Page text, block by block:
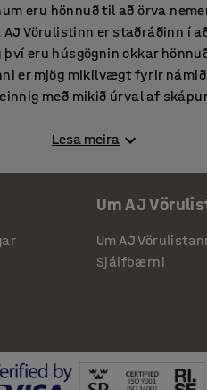
eru hönnuð til að örva
Vörulistinn er staðráðinn í
eru húsgögnin okkar
er mjög mikilvægt fyrir
með mikið úrval af
þar sem börn eyða
er verið að taka
frá skógi til
borð eru sniðugir
Lesa meira
Um AJ
Um AJ
Sjálfbærni